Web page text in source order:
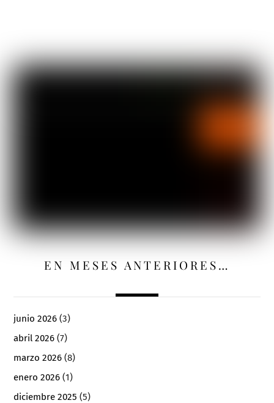
EN MESES ANTERIORES…
junio 2026 (3)
abril 2026 (7)
marzo 2026 (8)
enero 2026 (1)
diciembre 2025 (5)